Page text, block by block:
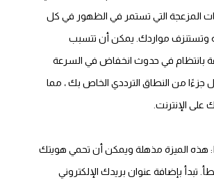
المزعجة التي تستمر في الظهور في كل
وتستنزف مواردك. يمكن أن تتسبب
بانتظام في حدوث انخفاض في السرعة
جزءًا من النطاق الترددي الخاص بك ، مما
الإنترنت.
ID Theft Guard: هذه الميزة مذهلة ويمكن أن تحمي هويتك
تبدأ بإضافة عنوان بريدك الإلكتروني